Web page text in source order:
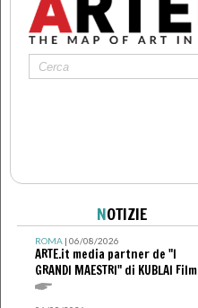
NOTIZIE
ROMA| 06/08/2026
ARTE.it media partner de "I
GRANDI MAESTRI" di KUBLAI Film